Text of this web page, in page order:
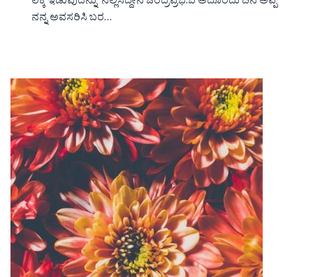
ನನ್ನ ಅವಸರಿಸಿ ಬರ…